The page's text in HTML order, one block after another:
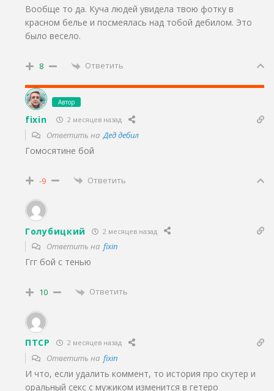
Вообще то да. Куча людей увидела твою фотку в
красном белье и посмеялась над тобой дебилом. Это
было весело.
8 Ответить
Автор
fixin 2 месяцев назад
Ответить наДед дебил
Гомосятине бой
-9 Ответить
Голубицкий 2 месяцев назад
Ответить на fixin
Ггг бой с тенью
10 Ответить
ПТСР 2 месяцев назад
Ответить на fixin
И что, если удалить коммент, то история про скутер и
оральный секс с мужиком изменится в гетеро